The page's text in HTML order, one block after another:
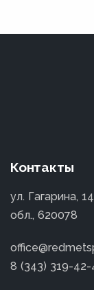
Контакты
ул. Гагарина,
обл., 620078
8 (343) 319-42-